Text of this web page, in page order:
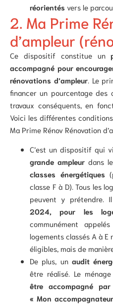
réorientés vers le
2. Ma Prime
d’ampleur
Ce dispositif constitue un
accompagné pour
rénovations d’ampleur. Le
financer un pourcentage des
travaux conséquents, en
Voici les différentes
Ma Prime Rénov Rénovation
C’est un dispositif qui
grande ampleurdans
classes énergétiques
classe F à D). Tous les
peuvent y prétendre.
2024, pour les
communément appelés
logements classés A à
éligibles, mais de
De plus, un audit
être réalisé. Le
être accompagné
« Mon